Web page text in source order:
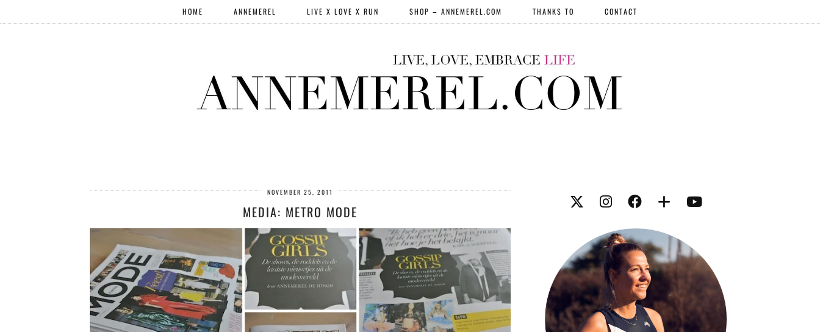
HOME ANNEMEREL LIVE X LOVE X RUN SHOP – ANNEMEREL.COM THANKS TO CONTACT
NOVEMBER 25, 2011
MEDIA: METRO MODE